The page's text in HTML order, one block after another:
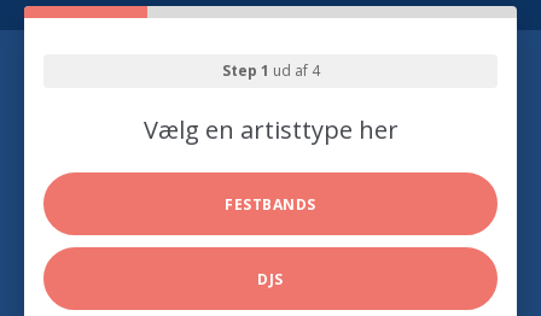
Step 1 ud af 4
Vælg en artisttype her
FESTBANDS
DJS